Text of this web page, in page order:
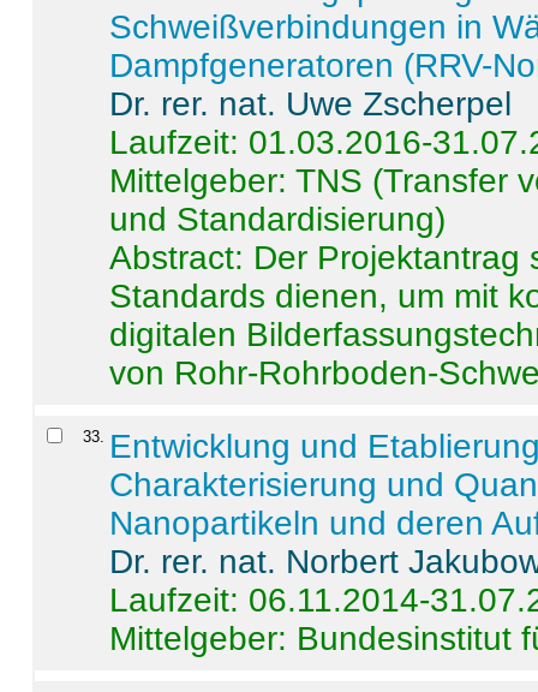
Schweißverbindungen in
Dampfgeneratoren (RRV-
Dr. rer. nat. Uwe Zscherpel
Laufzeit: 01.03.2016-
Mittelgeber: TNS (Transfer
und Standardisierung)
Abstract: Der Projektantrag
Standards dienen, um mit
digitalen
von Rohr-Rohrboden-
33. Entwicklung und
Charakterisierung und
Nanopartikeln und deren
Dr. rer. nat. Norbert
Laufzeit: 06.11.2014-
Mittelgeber: Bundesinstitut